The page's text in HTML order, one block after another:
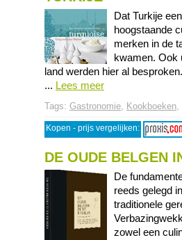
Dat Turkije
hoogstaande
merken in de
kwamen. Ook
land werden hier al
... Lees meer
Tags: Gastronomie, Kookboeken,
Kopen - prijs vergelijken:
DE OUDE BELGEN
De
reeds gelegd
traditionele
zowel een